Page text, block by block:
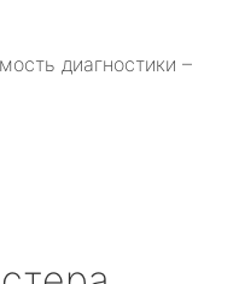
диагностики –